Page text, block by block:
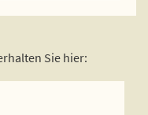
Sie hier: